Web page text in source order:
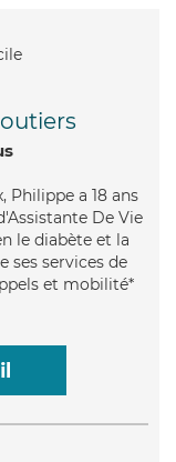
Philippe a 18 ans
De Vie
le diabète et la
ses services de
et mobilité*